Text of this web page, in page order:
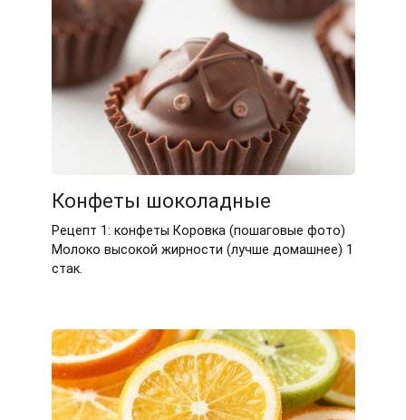
Конфеты шоколадные
Рецепт 1: конфеты Коровка (пошаговые фото)
Молоко высокой жирности (лучше домашнее) 1
стак.